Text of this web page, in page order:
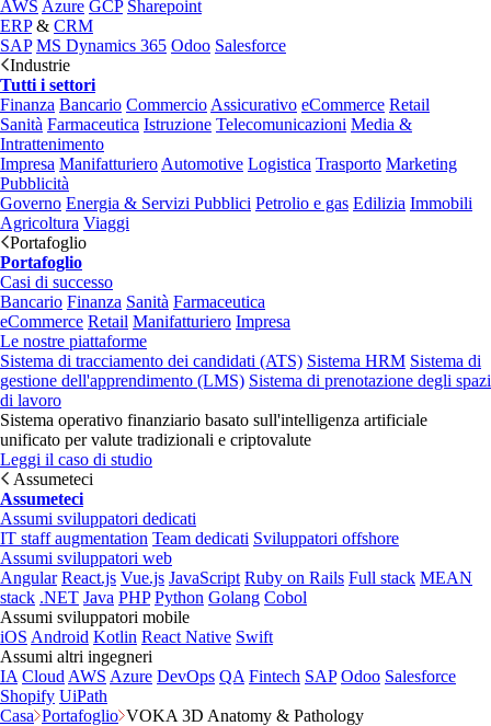
AWS Azure GCP Sharepoint
ERP& CRM
SAP MS Dynamics 365 Odoo Salesforce
Industrie
Tutti i settori
Finanza Bancario Commercio Assicurativo eCommerce Retail
Sanità Farmaceutica Istruzione Telecomunicazioni Media &
Intrattenimento
Impresa Manifatturiero Automotive Logistica Trasporto Marketing
Pubblicità
Governo Energia & Servizi Pubblici Petrolio e gas Edilizia Immobili
Agricoltura Viaggi
Portafoglio
Portafoglio
Casi di successo
Bancario Finanza Sanità Farmaceutica
eCommerce Retail Manifatturiero Impresa
Le nostre piattaforme
Sistema di tracciamento dei candidati (ATS) Sistema HRM Sistema di
gestione dell'apprendimento (LMS) Sistema di prenotazione degli spazi
di lavoro
Sistema operativo finanziario basato sull'intelligenza artificiale
unificato per valute tradizionali e criptovalute
Leggi il caso di studio
Assumeteci
Assumeteci
Assumi sviluppatori dedicati
IT staff augmentation Team dedicati Sviluppatori offshore
Assumi sviluppatori web
Angular React.js Vue.js JavaScript Ruby on Rails Full stack MEAN
stack .NET Java PHP Python Golang Cobol
Assumi sviluppatori mobile
iOS Android Kotlin React Native Swift
Assumi altri ingegneri
IA Cloud AWS Azure DevOps QA Fintech SAP Odoo Salesforce
Shopify UiPath
Casa Portafoglio VOKA 3D Anatomy & Pathology